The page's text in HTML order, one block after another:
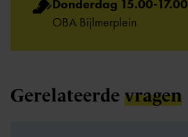
Donderdag 15.00-17.00
OBA Bijlmerplein
Gerelateerde vragen